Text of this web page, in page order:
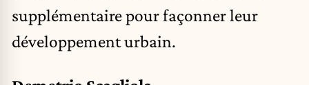
supplémentaire pour façonner leur
développement urbain.